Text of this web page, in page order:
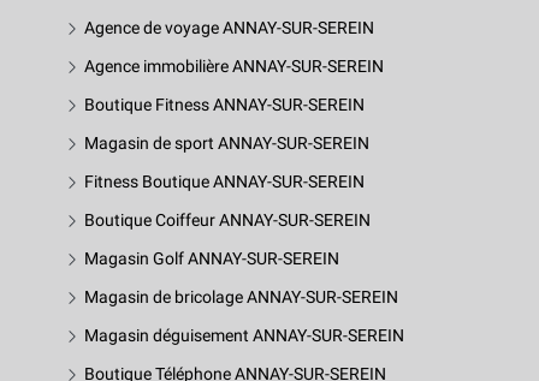
Agence de voyage ANNAY-SUR-SEREIN
Agence immobilière ANNAY-SUR-SEREIN
Boutique Fitness ANNAY-SUR-SEREIN
Magasin de sport ANNAY-SUR-SEREIN
Fitness Boutique ANNAY-SUR-SEREIN
Boutique Coiffeur ANNAY-SUR-SEREIN
Magasin Golf ANNAY-SUR-SEREIN
Magasin de bricolage ANNAY-SUR-SEREIN
Magasin déguisement ANNAY-SUR-SEREIN
Boutique Téléphone ANNAY-SUR-SEREIN